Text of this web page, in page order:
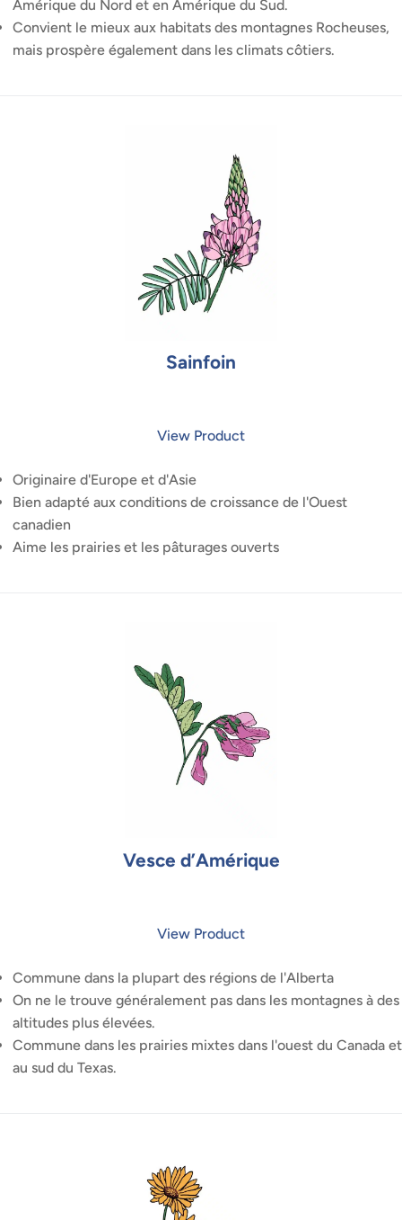
Amérique du Nord et en Amérique du Sud.
Convient le mieux aux habitats des montagnes Rocheuses,
mais prospère également dans les climats côtiers.
Sainfoin
View Product
Originaire d'Europe et d'Asie
Bien adapté aux conditions de croissance de l'Ouest
canadien
Aime les prairies et les pâturages ouverts
Vesce d’Amérique
View Product
Commune dans la plupart des régions de l'Alberta
On ne le trouve généralement pas dans les montagnes à des
altitudes plus élevées.
Commune dans les prairies mixtes dans l'ouest du Canada et
au sud du Texas.